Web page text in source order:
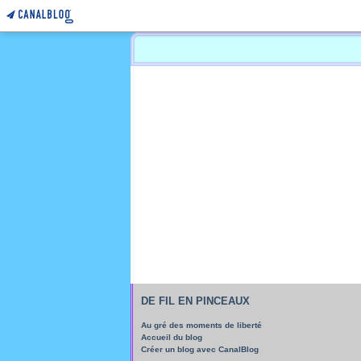
DE FIL EN PINCEAUX
Au gré des moments de liberté
Accueil du blog
Créer un blog avec CanalBlog